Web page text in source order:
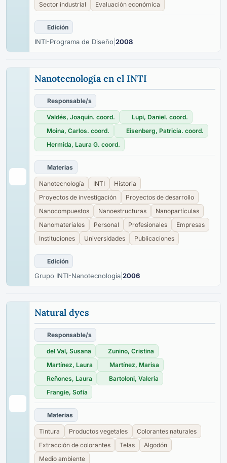
Sector industrial
Evaluación económica
Edición
INTI-Programa de Diseño 2008
Nanotecnología en el INTI
Responsable/s
Valdés, Joaquín. coord.
Lupi, Daniel. coord.
Moina, Carlos. coord.
Eisenberg, Patricia. coord.
Hermida, Laura G. coord.
Materias
Nanotecnología INTI
Historia
Proyectos de investigación
Proyectos de desarrollo
Nanocompuestos
Nanoestructuras
Nanopartículas
Nanomateriales
Personal Profesionales
Empresas
Instituciones
Universidades Publicaciones
Edición
Grupo INTI-Nanotecnología 2006
Natural dyes
Responsable/s
del Val, Susana
Zunino, Cristina
Martínez, Laura
Martínez, Marisa
Reñones, Laura
Bartoloni, Valeria
Frangie, Sofía
Materias
Tintura Productos vegetales
Colorantes naturales
Extracción de colorantes
Telas
Algodón
Medio ambiente